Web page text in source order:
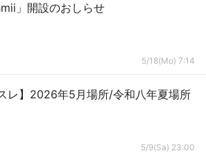
」開設のおしらせ
5/18(Mo) 7:14
レ】2026年5月場所/令和八年夏場所
5/9(Sa) 23:00